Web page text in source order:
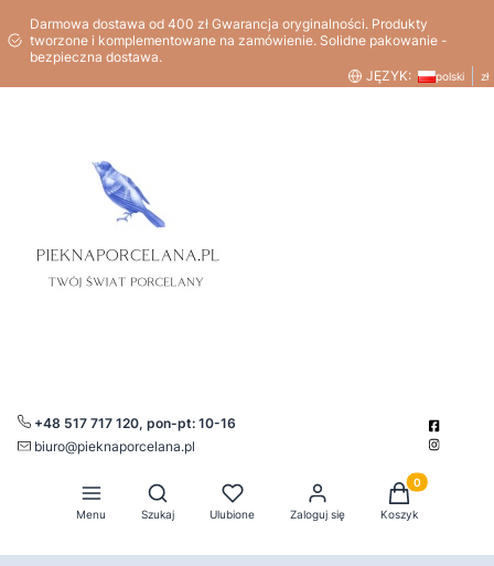
Darmowa dostawa od 400 zł Gwarancja oryginalności. Produkty
tworzone i komplementowane na zamówienie. Solidne pakowanie -
bezpieczna dostawa.
JĘZYK:
polski zł
+48 517 717 120, pon-pt: 10-16
biuro@pieknaporcelana.pl
Menu
Otwórz wyszukiwarkę
Szukaj Ulubione Zaloguj się
Produkty w
Koszyk